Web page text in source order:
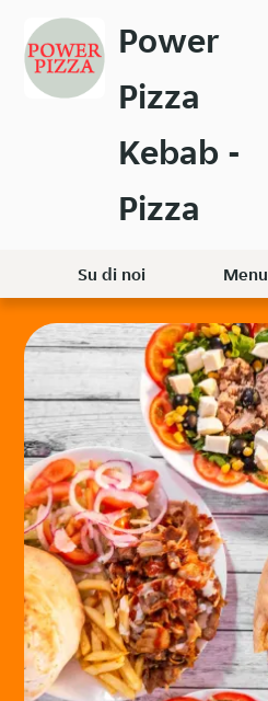
contenuto
principale
Power
Pizza
Kebab -
Pizza
Su di noi Menu